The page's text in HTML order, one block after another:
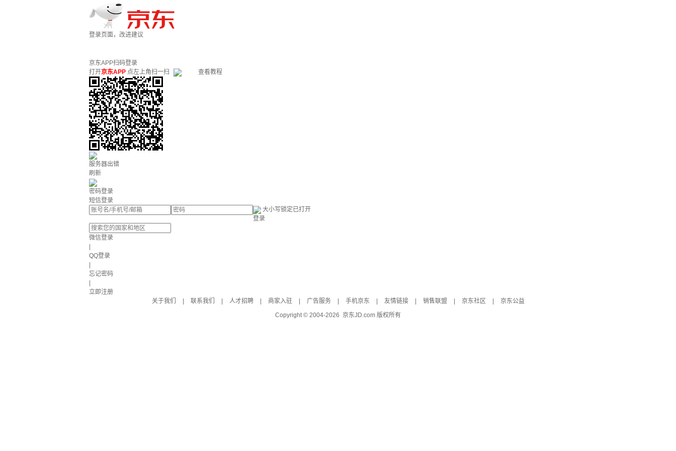
登录页面，改进建议
京东APP扫码登录
打开京东APP 点左上角扫一扫 查看教程
服务器出错
刷新
密码登录
短信登录
大小写锁定已打开
登录
微信登录
QQ登录
忘记密码
立即注册
关于我们
联系我们 人才招聘 商家入驻 广告服务 手机京东 友情链接 销售联盟 京东社区
京东公益
Copyright © 2004-2026 京东JD.com 版权所有